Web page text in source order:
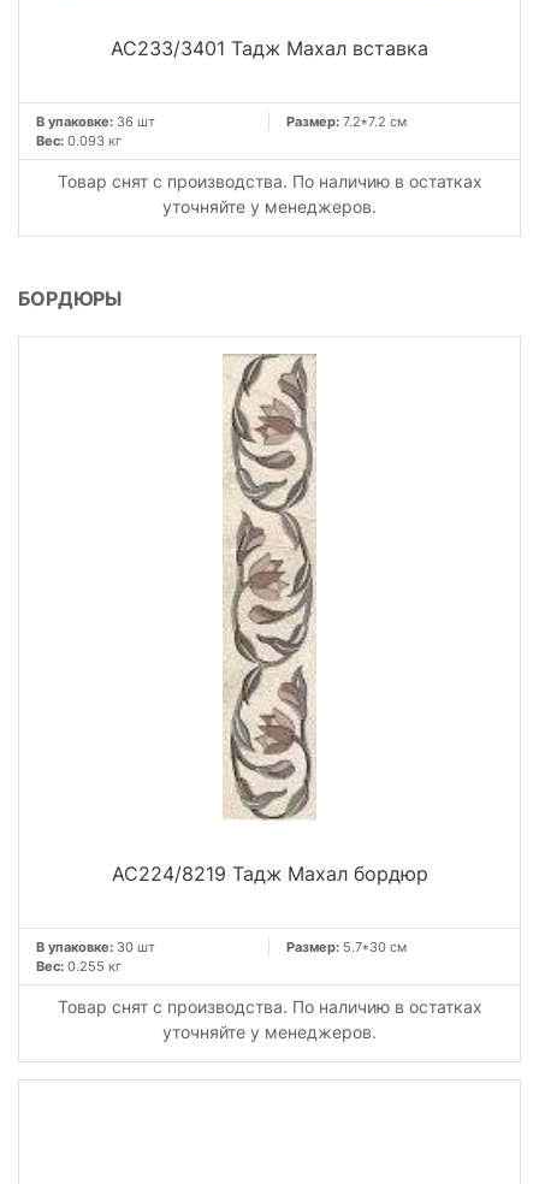
AC233/3401 Тадж Махал вставка
В упаковке: 36 шт Размер: 7.2*7.2 см
Вес: 0.093 кг
Товар снят с производства. По наличию в остатках
уточняйте у менеджеров.
БОРДЮРЫ
AC224/8219 Тадж Махал бордюр
В упаковке: 30 шт Размер: 5.7*30 см
Вес: 0.255 кг
Товар снят с производства. По наличию в остатках
уточняйте у менеджеров.